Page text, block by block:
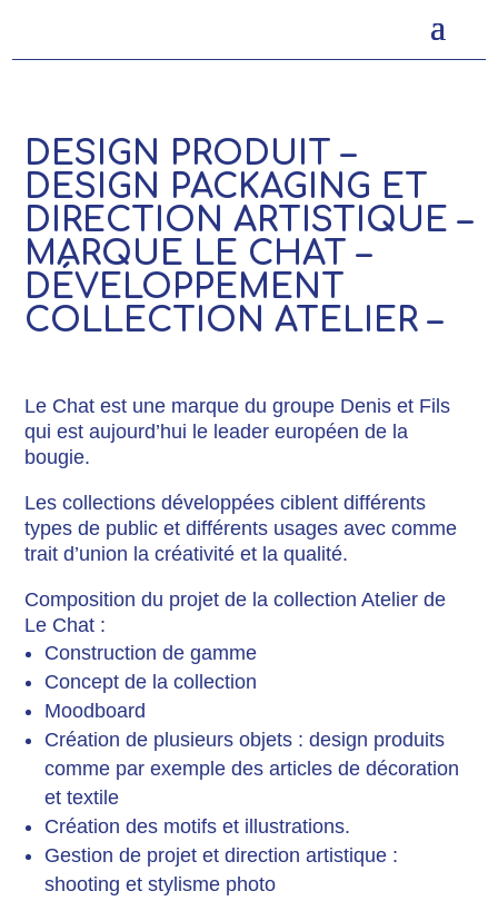
DESIGN PRODUIT –
DESIGN PACKAGING ET
DIRECTION ARTISTIQUE –
MARQUE LE CHAT –
DÉVELOPPEMENT
COLLECTION ATELIER –
Le Chat est une marque du groupe Denis et Fils
qui est aujourd’hui le leader européen de la
bougie.
Les collections développées ciblent différents
types de public et différents usages avec comme
trait d’union la créativité et la qualité.
Composition du projet de la collection Atelier de
Le Chat :
Construction de gamme
Concept de la collection
Moodboard
Création de plusieurs objets : design produits
comme par exemple des articles de décoration
et textile
Création des motifs et illustrations.
Gestion de projet et direction artistique :
shooting et stylisme photo